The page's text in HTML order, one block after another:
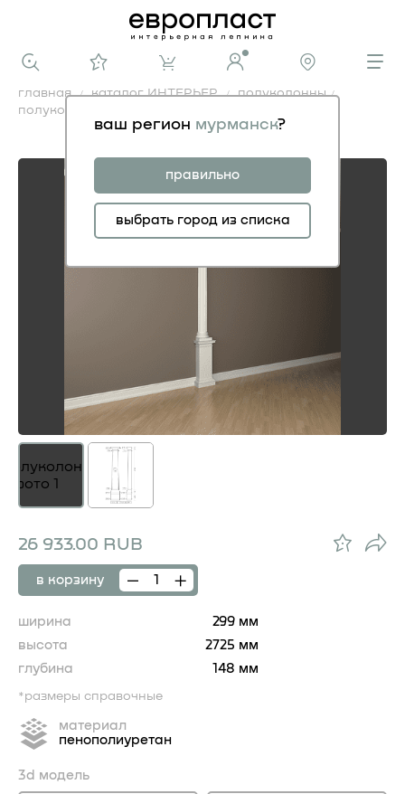
ваш регион мурманск?
правильно
выбрать город из списка
главная каталог ИНТЕРЬЕР
полуколонны
полуколонна
полуколонна
26 933.00 RUB
в корзину
ширина
299 мм
высота
2725 мм
глубина
148 мм
*размеры справочные
материал
пенополиуретан
3d модель